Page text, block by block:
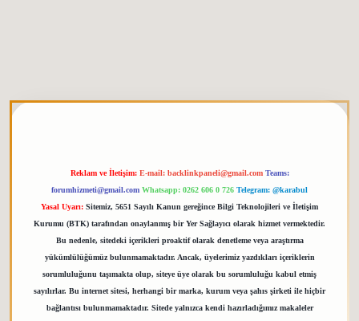
Reklam ve İletişim: E-mail: backlinkpaneli@gmail.com Teams:
forumhizmeti@gmail.com Whatsapp: 0262 606 0 726 Telegram: @karabul
Yasal Uyarı: Sitemiz, 5651 Sayılı Kanun gereğince Bilgi Teknolojileri ve İletişim
Kurumu (BTK) tarafından onaylanmış bir Yer Sağlayıcı olarak hizmet vermektedir.
Bu nedenle, sitedeki içerikleri proaktif olarak denetleme veya araştırma
yükümlülüğümüz bulunmamaktadır. Ancak, üyelerimiz yazdıkları içeriklerin
sorumluluğunu taşımakta olup, siteye üye olarak bu sorumluluğu kabul etmiş
sayılırlar. Bu internet sitesi, herhangi bir marka, kurum veya şahıs şirketi ile hiçbir
bağlantısı bulunmamaktadır. Sitede yalnızca kendi hazırladığımız makaleler